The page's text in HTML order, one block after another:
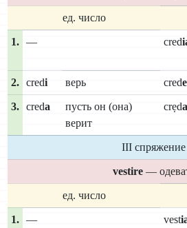
ед. число
1. — cred
2. credi верь cred
3. creda
пусть он (она)
верит
crẹd
III спряжение
vestire—
ед. число
1. — vest